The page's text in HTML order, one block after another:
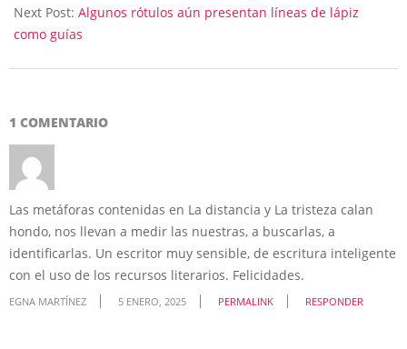
04
Next Post: Algunos rótulos aún presentan líneas de lápiz
como guías
1 COMENTARIO
Las metáforas contenidas en La distancia y La tristeza calan
hondo, nos llevan a medir las nuestras, a buscarlas, a
identificarlas. Un escritor muy sensible, de escritura inteligente
con el uso de los recursos literarios. Felicidades.
EGNA MARTÍNEZ 5 ENERO, 2025 PERMALINK RESPONDER